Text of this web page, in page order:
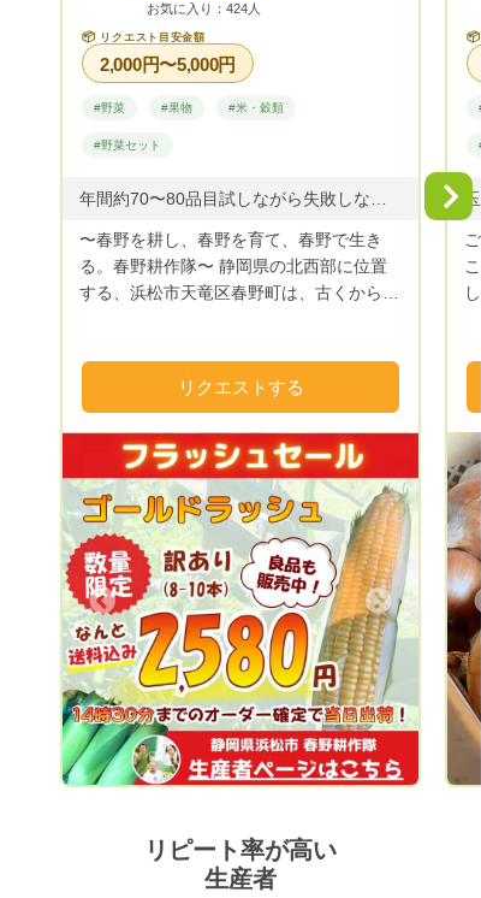
1400円
お気に入り：424人
📦 リクエスト目安金額
2,000円〜5,000円
#野菜 #果物 #米・穀類
#野菜セット
年間約70〜80品目試しながら失敗しながら成功しながら
〜春野を耕し、春野を育て、春野で生き
る。春野耕作隊〜 静岡県の北西部に位置
する、浜松市天竜区春野町は、古くから銘
受け、多くの田畑が耕作放棄地となってき
ました。 そこで、春野町出身の若手農家
同で、現状を打破しようと結成したのが春
野耕作隊です。 耕作放棄地となった田畑
を借り受け、園地を整備し、農産物の栽培
をしています。 農業から春野町に再び活
気を！景観の良い田舎町を！雇用、移住促
進を！ 様々なテーマを軸に活動していま
す。 山間地は、昼夜の温度差が大きく、
植物に適度なストレスを与えてくれるた
め、とても美味しい農産物が収穫できま
す！ 季節にあった農産物を多品目で栽培
しており、特に夏のトウモロコシは、春野
町内で大人気！ 冬の大根は、まるで梨の
ような甘さと食感が楽しめます。 野菜か
リクエストする
Next
📦
Previous
Next
リピート率が高い
生産者